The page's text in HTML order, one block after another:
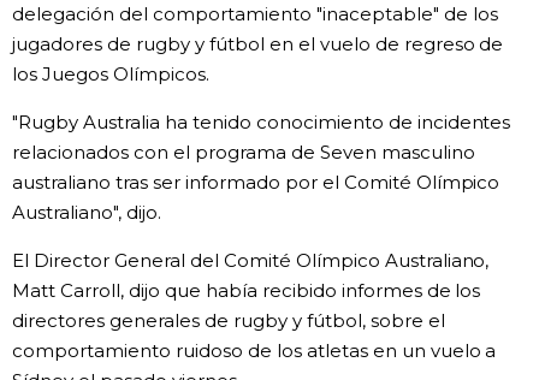
delegación del comportamiento "inaceptable" de los
jugadores de rugby y fútbol en el vuelo de regreso de
los Juegos Olímpicos.
"Rugby Australia ha tenido conocimiento de incidentes
relacionados con el programa de Seven masculino
australiano tras ser informado por el Comité Olímpico
Australiano", dijo.
El Director General del Comité Olímpico Australiano,
Matt Carroll, dijo que había recibido informes de los
directores generales de rugby y fútbol, sobre el
comportamiento ruidoso de los atletas en un vuelo a